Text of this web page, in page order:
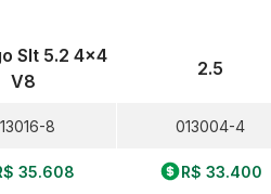
Slt 5.2 4x4
V8
8
35.608
2.5
013004-4
R$ 33.400